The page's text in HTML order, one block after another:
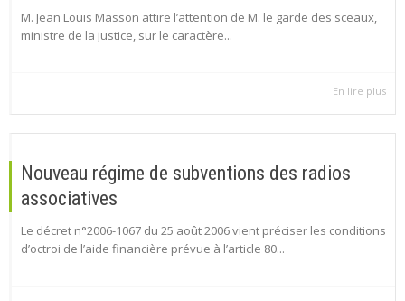
M. Jean Louis Masson attire l’attention de M. le garde des sceaux,
ministre de la justice, sur le caractère...
En lire plus
Nouveau régime de subventions des radios
associatives
Le décret n°2006-1067 du 25 août 2006 vient préciser les conditions
d’octroi de l’aide financière prévue à l’article 80...